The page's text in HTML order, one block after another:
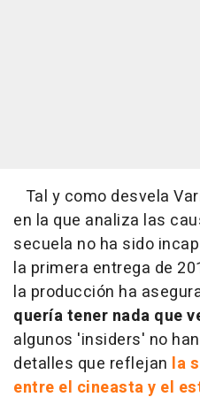
Tal y como desvela
en la que analiza las
secuela no ha sido
la primera entrega de
la producción ha
quería tener nada que
algunos 'insiders' no
detalles que reflejan la
entre el cineasta y el